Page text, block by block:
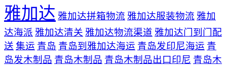
雅加达 雅加达拼箱物流 雅加达服装物流 雅加
达海派 雅加达清关 雅加达物流渠道 雅加达门到门配
送 集运 青岛 青岛到雅加达海运 青岛发印尼海运 青
岛发木制品 青岛木制品 青岛木制品出口印尼 青岛木